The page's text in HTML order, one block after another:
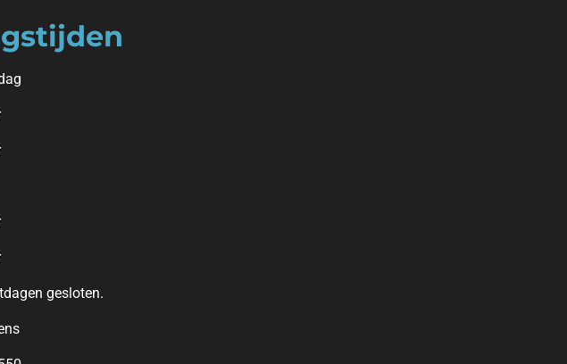
gesloten.